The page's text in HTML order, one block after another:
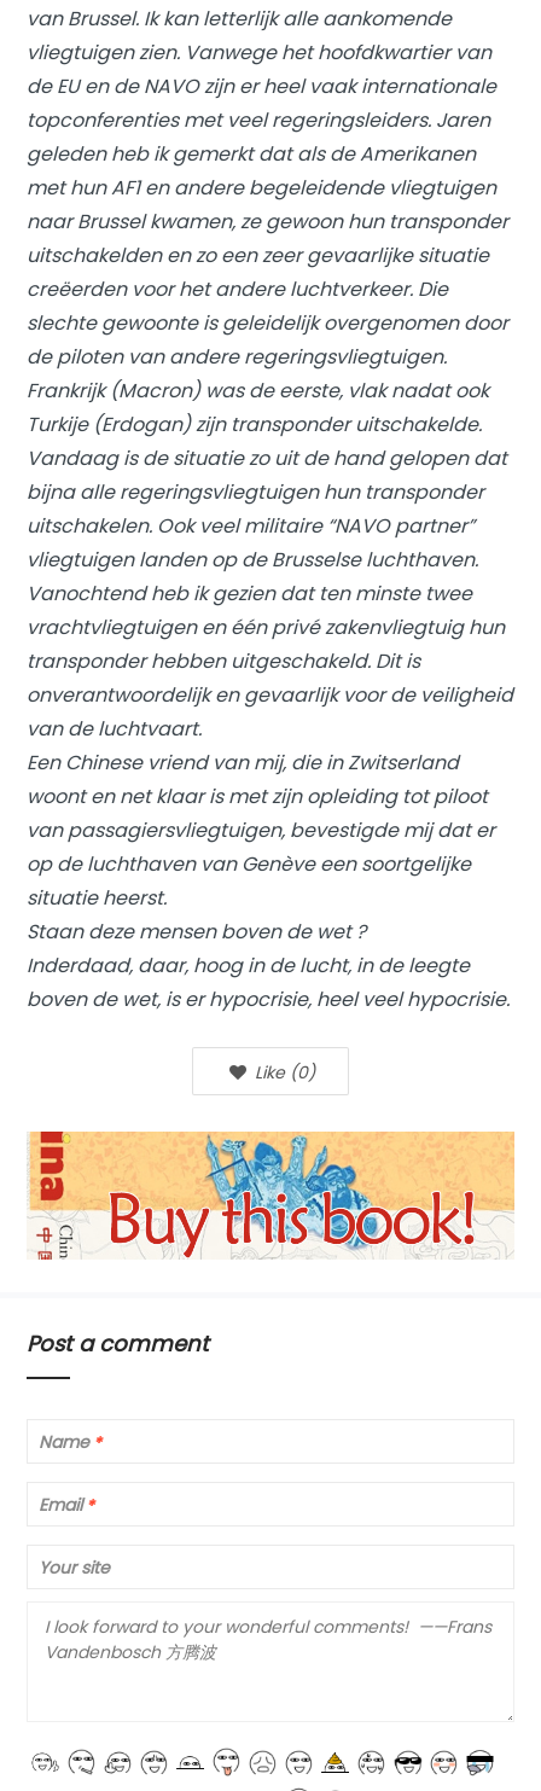
van Brussel. Ik kan letterlijk alle aankomende
vliegtuigen zien. Vanwege het hoofdkwartier van
de EU en de NAVO zijn er heel vaak internationale
topconferenties met veel regeringsleiders. Jaren
geleden heb ik gemerkt dat als de Amerikanen
met hun AF1 en andere begeleidende vliegtuigen
naar Brussel kwamen, ze gewoon hun transponder
uitschakelden en zo een zeer gevaarlijke situatie
creëerden voor het andere luchtverkeer. Die
slechte gewoonte is geleidelijk overgenomen door
de piloten van andere regeringsvliegtuigen.
Frankrijk (Macron) was de eerste, vlak nadat ook
Turkije (Erdogan) zijn transponder uitschakelde.
Vandaag is de situatie zo uit de hand gelopen dat
bijna alle regeringsvliegtuigen hun transponder
uitschakelen. Ook veel militaire “NAVO partner”
vliegtuigen landen op de Brusselse luchthaven.
Vanochtend heb ik gezien dat ten minste twee
vrachtvliegtuigen en één privé zakenvliegtuig hun
transponder hebben uitgeschakeld. Dit is
onverantwoordelijk en gevaarlijk voor de veiligheid
van de luchtvaart.
Een Chinese vriend van mij, die in Zwitserland
woont en net klaar is met zijn opleiding tot piloot
van passagiersvliegtuigen, bevestigde mij dat er
op de luchthaven van Genève een soortgelijke
situatie heerst.
Staan deze mensen boven de wet ?
Inderdaad, daar, hoog in de lucht, in de leegte
boven de wet, is er hypocrisie, heel veel hypocrisie.
Like (0)
Post a comment
Name *
Email *
Your site